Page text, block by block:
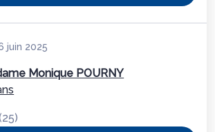
juin 2025
Monique POURNY